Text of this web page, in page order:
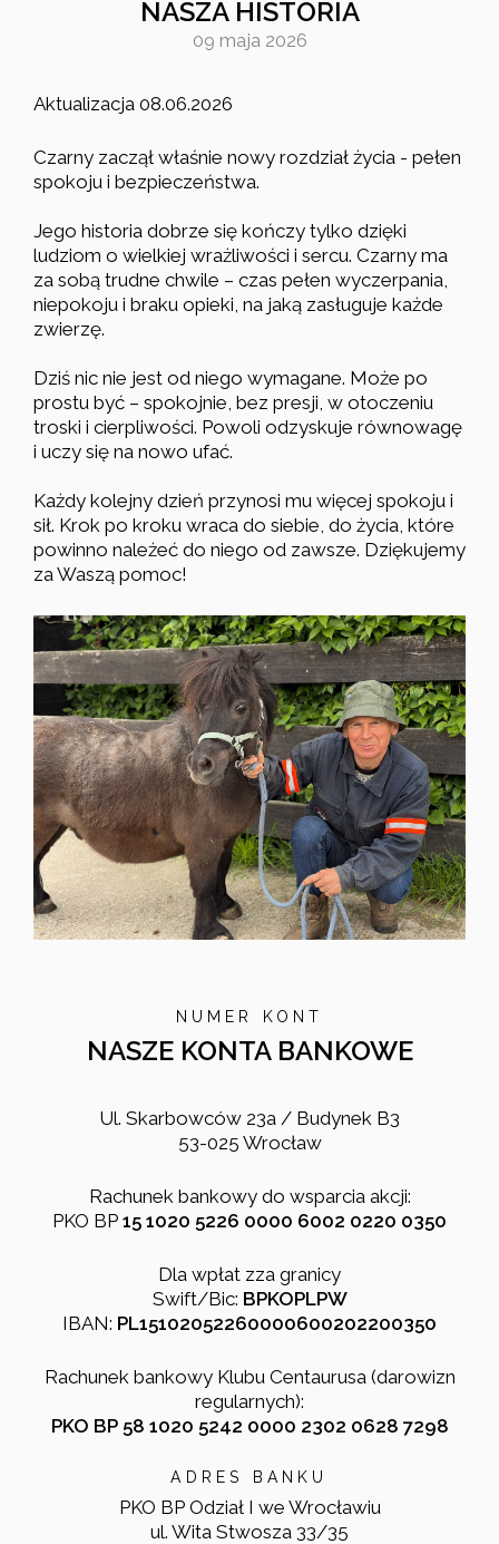
NASZA HISTORIA
09 maja 2026
Aktualizacja 08.06.2026
Czarny zaczął właśnie nowy rozdział życia - pełen
spokoju i bezpieczeństwa.
Jego historia dobrze się kończy tylko dzięki
ludziom o wielkiej wrażliwości i sercu. Czarny ma
za sobą trudne chwile – czas pełen wyczerpania,
niepokoju i braku opieki, na jaką zasługuje każde
zwierzę.
Dziś nic nie jest od niego wymagane. Może po
prostu być – spokojnie, bez presji, w otoczeniu
troski i cierpliwości. Powoli odzyskuje równowagę
i uczy się na nowo ufać.
Każdy kolejny dzień przynosi mu więcej spokoju i
sił. Krok po kroku wraca do siebie, do życia, które
powinno należeć do niego od zawsze. Dziękujemy
za Waszą pomoc!
NUMER KONT
NASZE KONTA BANKOWE
Ul. Skarbowców 23a / Budynek B3
53-025 Wrocław
Rachunek bankowy do wsparcia akcji:
PKO BP 15 1020 5226 0000 6002 0220 0350
Dla wpłat zza granicy
Swift/Bic: BPKOPLPW
IBAN: PL15102052260000600202200350
Rachunek bankowy Klubu Centaurusa (darowizn
regularnych):
PKO BP 58 1020 5242 0000 2302 0628 7298
ADRES BANKU
PKO BP Odział I we Wrocławiu
ul. Wita Stwosza 33/35